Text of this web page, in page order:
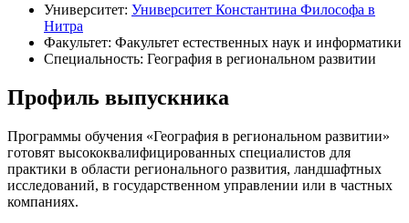
Университет: Университет Константина Философа в
Нитра
Факультет: Факультет естественных наук и информатики
Специальность: География в региональном развитии
Профиль выпускника
Программы обучения «География в региональном развитии»
готовят высококвалифицированных специалистов для
практики в области регионального развития, ландшафтных
исследований, в государственном управлении или в частных
компаниях.